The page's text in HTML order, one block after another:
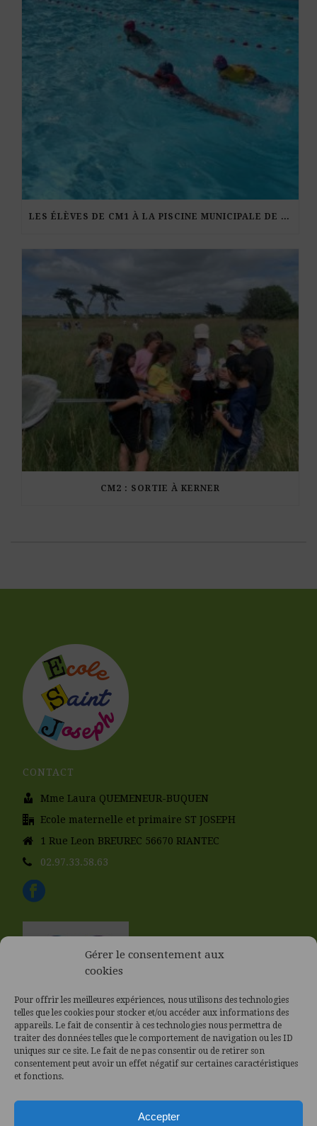
Gérer le consentement aux
cookies
Pour offrir les meilleures expériences, nous utilisons des technologies
telles que les cookies pour stocker et/ou accéder aux informations des
appareils. Le fait de consentir à ces technologies nous permettra de
traiter des données telles que le comportement de navigation ou les ID
uniques sur ce site. Le fait de ne pas consentir ou de retirer son
consentement peut avoir un effet négatif sur certaines caractéristiques
et fonctions.
Accepter
LES ÉLÈVES DE CM1 À LA PISCINE MUNICIPALE DE KERDURAND
CM2 : SORTIE À KERNER
CONTACT
Mme Laura QUEMENEUR-BUQUEN
Ecole maternelle et primaire ST JOSEPH
1 Rue Leon BREUREC 56670 RIANTEC
02.97.33.58.63